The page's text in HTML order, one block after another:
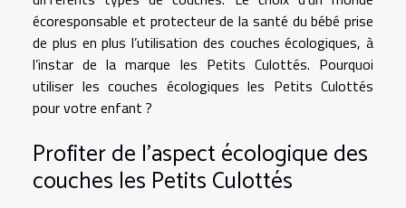
écoresponsable et protecteur de la santé du bébé prise
de plus en plus l’utilisation des couches écologiques, à
l’instar de la marque les Petits Culottés. Pourquoi
utiliser les couches écologiques les Petits Culottés
pour votre enfant ?
Profiter de l’aspect écologique des
couches les Petits Culottés